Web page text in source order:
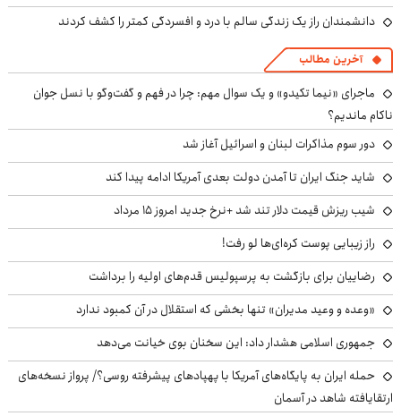
دانشمندان راز یک زندگی سالم با درد و افسردگی کمتر را کشف کردند
آخرین مطالب
ماجرای «نیما تکیدو» و یک سوال مهم: چرا در فهم و گفت‌وگو با نسل جوان
ناکام ماندیم؟
دور سوم مذاکرات لبنان و اسرائیل آغاز شد
شاید جنگ ایران تا آمدن دولت بعدی آمریکا ادامه پیدا کند
شیب ریزش قیمت دلار تند شد +نرخ جدید امروز ۱۵ مرداد
راز زیبایی پوست کره‌ای‌ها لو رفت!
رضاییان برای بازگشت به پرسپولیس قدم‌های اولیه را برداشت
«وعده و وعید مدیران» تنها بخشی که استقلال در آن کمبود ندارد
جمهوری اسلامی هشدار داد: این سخنان بوی خیانت می‌دهد
حمله ایران به پایگاه‌های آمریکا با پهپادهای پیشرفته روسی؟/ پرواز نسخه‌های
ارتقایافته شاهد در آسمان